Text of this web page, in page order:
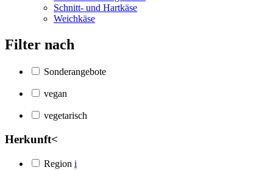
Schnitt- und Hartkäse
Weichkäse
Filter nach
Sonderangebote
vegan
vegetarisch
Herkunft<
Region i